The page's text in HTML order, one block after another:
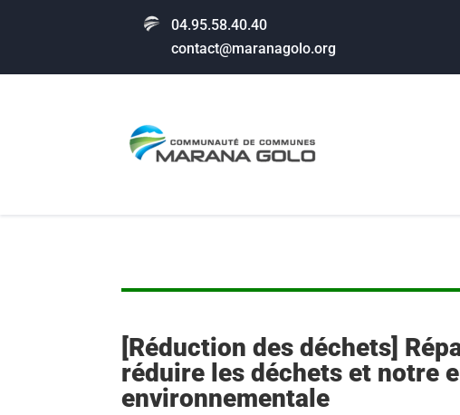
04.95.58.40.40
contact@maranagolo.org
[Réduction des déchets]
réduire les déchets et notre
environnementale